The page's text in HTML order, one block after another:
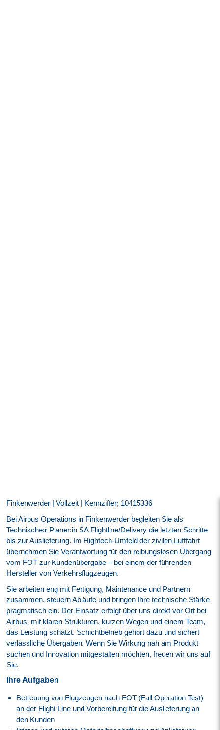
Finkenwerder | Vollzeit | Kennziffer; 10415336
Bei Airbus Operations in Finkenwerder begleiten Sie als
Technische:r Planer:in SA Flightline/Delivery die letzten Schritte
bis zur Auslieferung. Im Hightech-Umfeld der zivilen Luftfahrt
übernehmen Sie Verantwortung für den reibungslosen Übergang
vom FOT zur Kundenübergabe – bei einem der führenden
Hersteller von Verkehrsflugzeugen.
Sie arbeiten eng mit Fertigung, Maintenance und Partnern
zusammen, steuern Abläufe und bringen Ihre technische Stärke
pragmatisch ein. Der Einsatz erfolgt über uns direkt vor Ort bei
Airbus, mit klaren Strukturen, kurzen Wegen und einem Team,
das Leistung schätzt. Schichtbetrieb gehört dazu und sichert
verlässliche Übergaben. Wenn Sie Wirkung nah am Produkt
suchen und Innovation mitgestalten möchten, freuen wir uns auf
Sie.
Ihre Aufgaben
Betreuung von Flugzeugen nach FOT (Fall Operation Test)
an der Flight Line und Vorbereitung für die Auslieferung an
den Kunden